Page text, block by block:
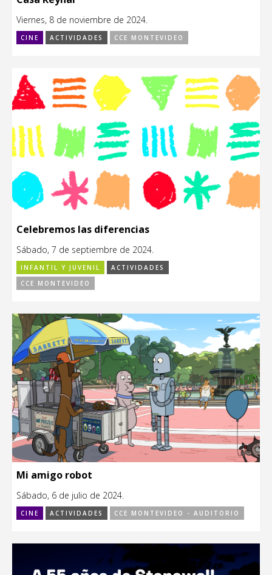
Viernes, 8 de noviembre de 2024.
CINE ACTIVIDADES CCE MONTEVIDEO
Celebremos las diferencias
Sábado, 7 de septiembre de 2024.
INFANTIL Y JUVENIL
ACTIVIDADES
CCE MONTEVIDEO
Mi amigo robot
Sábado, 6 de julio de 2024.
CINE ACTIVIDADES CCE MONTEVIDEO - AUDITORIO